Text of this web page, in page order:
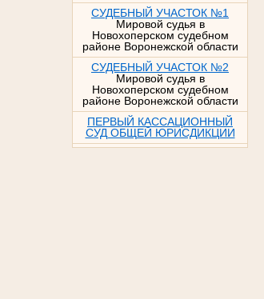
СУДЕБНЫЙ УЧАСТОК №1
Мировой судья в
Новохоперском судебном
районе Воронежской области
СУДЕБНЫЙ УЧАСТОК №2
Мировой судья в
Новохоперском судебном
районе Воронежской области
ПЕРВЫЙ КАССАЦИОННЫЙ
СУД ОБЩЕЙ ЮРИСДИКЦИИ